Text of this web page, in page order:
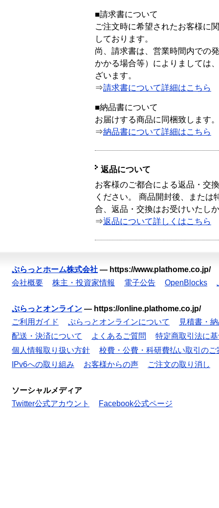
■請求書について
ご注文時に希望されたお客様に
しております。
尚、請求書は、営業時間内での
かかる場合等）によりましては
ざいます。
⇒請求書について詳細はこちら
■納品書について
お届けする商品に同梱致します。
⇒納品書について詳細はこちら
返品について
お客様のご都合による返品・交
ください。 商品開封後、または
合、返品・交換はお受けいたし
⇒返品について詳しくはこちら
ぷらっとホーム株式会社 — https://www.plathome.co.jp/
会社概要
株主・投資家情報 電子公告 OpenBlocks
ぷらっとオンライン — https://online.plathome.co.jp/
ご利用ガイド
ぷらっとオンラインについて
見積書・
配送・決済について
よくあるご質問
特定商取引法に
個人情報取り扱い方針
校費・公費・科研費払い取引のご
IPv6への取り組み
お客様からの声 ご注文の取り消し
ソーシャルメディア
Twitter公式アカウント
Facebook公式ページ